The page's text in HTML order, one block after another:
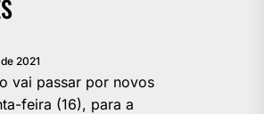
2021
vai passar por novos
feira (16), para a